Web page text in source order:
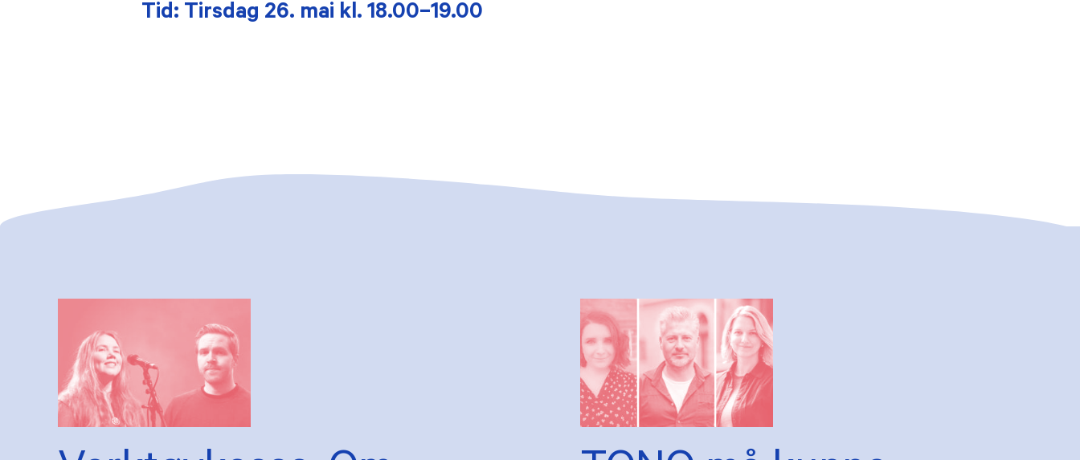
Tid: Tirsdag 26. mai kl. 18.00–19.00